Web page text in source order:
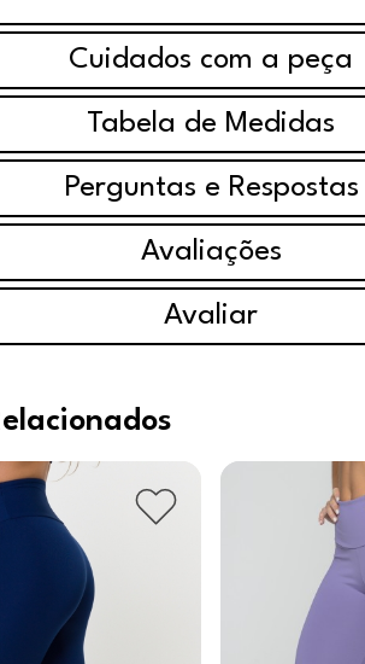
Cuidados com a peça
Tabela de Medidas
Perguntas e Respostas
Avaliações
Avaliar